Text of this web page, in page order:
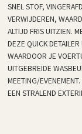
SNEL STOF,
VERWIJDEREN,
ALTIJD FRIS UITZIEN.
DEZE QUICK
WAARDOOR JE
UITGEBREIDE
MEETING/
EEN STRALEND